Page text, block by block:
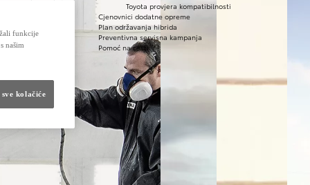
Toyota provjera kompatibilnosti
Cjenovnici dodatne opreme
Plan održavanja hibrida
Preventivna servisna kampanja
Pomoć na cesti
funkcije
našim
kolačiće